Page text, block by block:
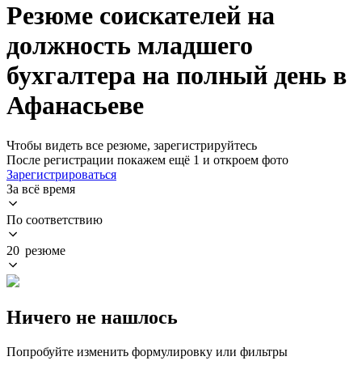
Резюме соискателей на
должность младшего
бухгалтера на полный день в
Афанасьеве
Чтобы видеть все резюме, зарегистрируйтесь
После регистрации покажем ещё 1 и откроем фото
Зарегистрироваться
За всё время
По соответствию
20 резюме
Ничего не нашлось
Попробуйте изменить формулировку или фильтры